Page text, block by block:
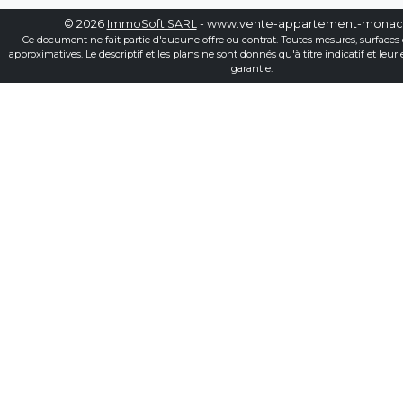
© 2026 ImmoSoft SARL - www.vente-appartement-
Ce document ne fait partie d'aucune offre ou contrat. Toutes mesures, surfaces
approximatives. Le descriptif et les plans ne sont donnés qu'à titre indicatif et leur
garantie.